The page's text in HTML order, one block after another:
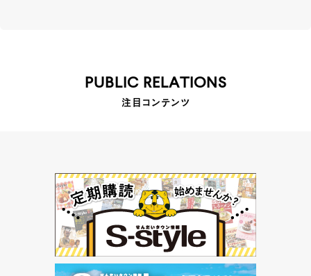
PUBLIC RELATIONS
注目コンテンツ